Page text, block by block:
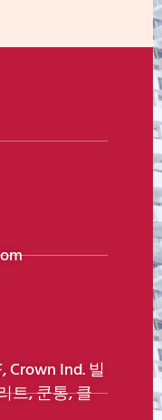
Crown Ind. 빌
트, 쿤통, 클